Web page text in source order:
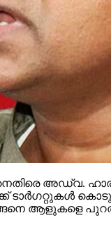
അഡ്വ.
ടാര്‍ഗറ്റുകള്‍
ആളുകളെ